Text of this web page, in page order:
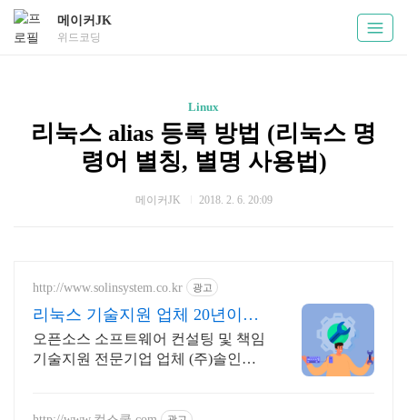
메이커JK
위드코딩
Linux
리눅스 alias 등록 방법 (리눅스 명
령어 별칭, 별명 사용법)
메이커JK 2018. 2. 6. 20:09
http://www.solinsystem.co.kr 광고
리눅스 기술지원 업체 20년이상
기술지원 노하우
오픈소스 소프트웨어 컨설팅 및 책임
기술지원 전문기업 업체 (주)솔인시